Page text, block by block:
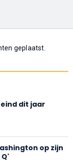
geplaatst.
dit jaar
op zijn